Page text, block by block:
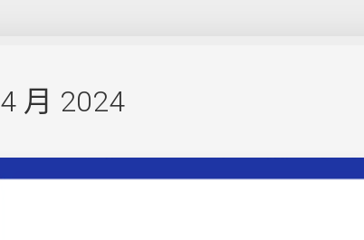
4 月 2024